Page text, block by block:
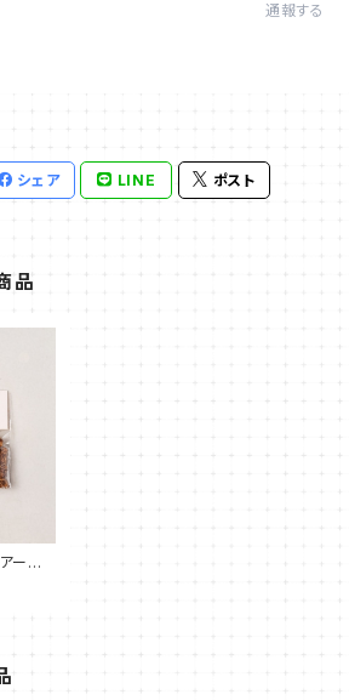
通報する
シェア LINE ポスト
品
ーモ